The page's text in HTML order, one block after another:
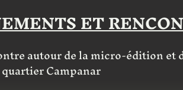
ET
autour de la micro-édition et
Campanar